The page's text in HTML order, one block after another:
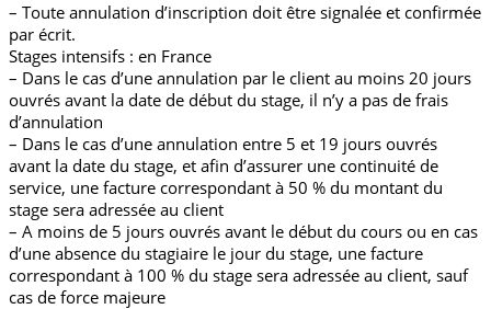
– Toute annulation d’inscription doit être signalée et confirmée
par écrit.
Stages intensifs : en France
– Dans le cas d’une annulation par le client au moins 20 jours
ouvrés avant la date de début du stage, il n’y a pas de frais
d’annulation
– Dans le cas d’une annulation entre 5 et 19 jours ouvrés
avant la date du stage, et afin d’assurer une continuité de
service, une facture correspondant à 50 % du montant du
stage sera adressée au client
– A moins de 5 jours ouvrés avant le début du cours ou en cas
d’une absence du stagiaire le jour du stage, une facture
correspondant à 100 % du stage sera adressée au client, sauf
cas de force majeure